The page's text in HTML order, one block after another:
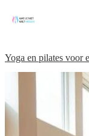
Yoga en pilates voor